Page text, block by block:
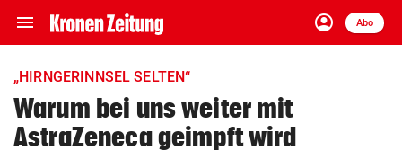
menu Navigation
ein-/ausklappen
account_circle
Anmelden
Abo
close Schließen
account_circle Anmelden
arrow_right
„HIRNGERINNSEL SELTEN“
Warum bei uns weiter mit
AstraZeneca geimpft wird